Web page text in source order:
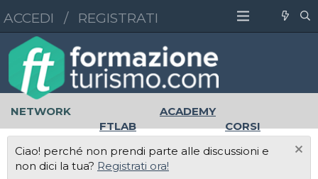
ACCEDI / REGISTRATI
NETWORK
ACADEMY
FTLAB
CORSI
LAVORO
Ciao! perché non prendi parte alle discussioni e
non dici la tua? Registrati ora!